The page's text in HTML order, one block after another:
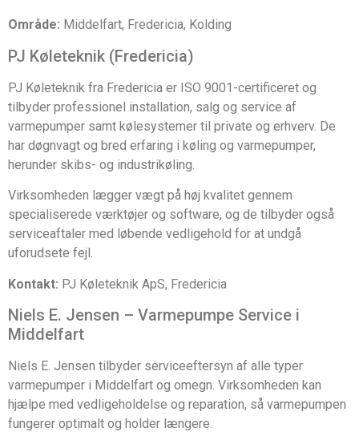
Område: Middelfart, Fredericia, Kolding
PJ Køleteknik (Fredericia)
PJ Køleteknik fra Fredericia er ISO 9001-certificeret og
tilbyder professionel installation, salg og service af
varmepumper samt kølesystemer til private og erhverv. De
har døgnvagt og bred erfaring i køling og varmepumper,
herunder skibs- og industrikøling.
Virksomheden lægger vægt på høj kvalitet gennem
specialiserede værktøjer og software, og de tilbyder også
serviceaftaler med løbende vedligehold for at undgå
uforudsete fejl.
Kontakt: PJ Køleteknik ApS, Fredericia
Niels E. Jensen – Varmepumpe Service i
Middelfart
Niels E. Jensen tilbyder serviceeftersyn af alle typer
varmepumper i Middelfart og omegn. Virksomheden kan
hjælpe med vedligeholdelse og reparation, så varmepumpen
fungerer optimalt og holder længere.